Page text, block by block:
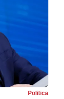
Politica